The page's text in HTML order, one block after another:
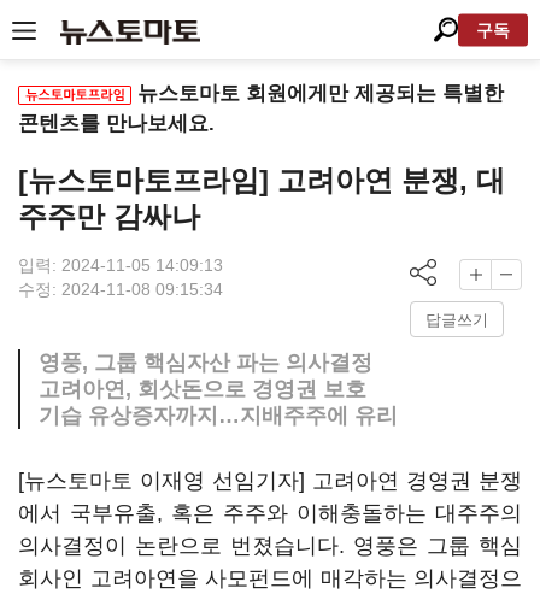
구독
뉴스토마토 회원에게만 제공되는 특별한
콘텐츠를 만나보세요.
[뉴스토마토프라임] 고려아연 분쟁, 대
주주만 감싸나
입력: 2024-11-05 14:09:13
수정: 2024-11-08 09:15:34
답글쓰기
영풍, 그룹 핵심자산 파는 의사결정
고려아연, 회삿돈으로 경영권 보호
기습 유상증자까지…지배주주에 유리
[뉴스토마토 이재영 선임기자] 고려아연 경영권 분쟁
에서 국부유출, 혹은 주주와 이해충돌하는 대주주의
의사결정이 논란으로 번졌습니다. 영풍은 그룹 핵심
회사인 고려아연을 사모펀드에 매각하는 의사결정으